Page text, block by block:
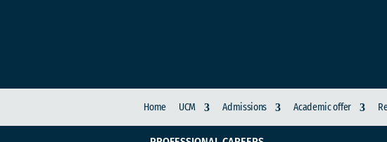
Home UCM Admissions Academic offer